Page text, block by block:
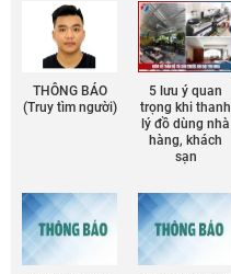
THÔNG BÁO
(Truy tìm người)
5 lưu ý quan
trọng khi thanh
lý đồ dùng nhà
hàng, khách
sạn